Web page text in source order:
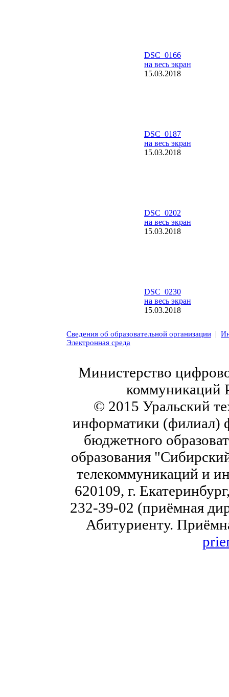
DSC_0166
на весь экран
15.03.2018
DSC_0187
на весь экран
15.03.2018
DSC_0202
на весь экран
15.03.2018
DSC_0230
на весь экран
15.03.2018
Сведения об образовательной организации |
Электронная среда
Министерство
коммуникаций
© 2015 Уральский
информатики (филиал)
бюджетного
образования
телекоммуникаций и
620109, г.
232-39-02 (приёмная
Абитуриенту.